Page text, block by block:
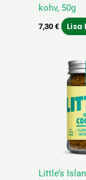
kohv, 50g
7,30 € Lisa
Little’s